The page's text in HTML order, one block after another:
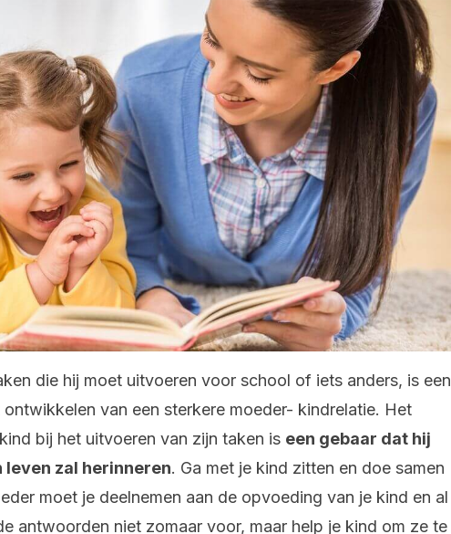
die hij moet uitvoeren voor school of iets anders, is een
ontwikkelen van een sterkere moeder- kindrelatie. Het
bij het uitvoeren van zijn taken is een gebaar dat hij
leven zal herinneren. Ga met je kind zitten en doe samen
moet je deelnemen aan de opvoeding van je kind en al
antwoorden niet zomaar voor, maar help je kind om ze te